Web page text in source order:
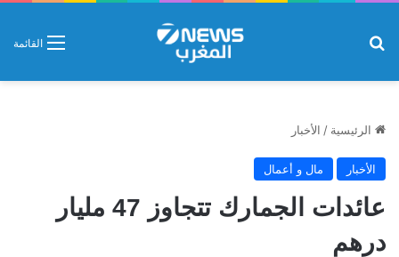
القائمة
الرئيسية / الأخبار
الأخبار مال و أعمال
عائدات الجمارك تتجاوز 47 مليار
درهم